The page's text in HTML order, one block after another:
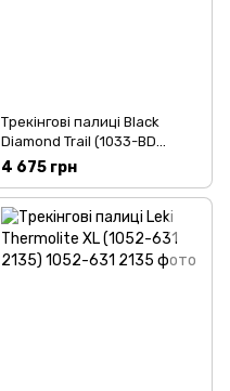
Трекінгові палиці Black
Diamond Trail (1033-BD
112507.6006)
4 675 грн